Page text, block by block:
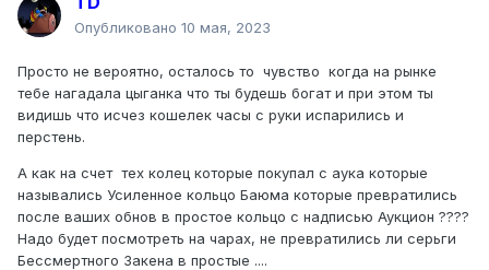
Опубликовано 10 мая, 2023
Просто не вероятно, осталось то чувство когда на рынке
тебе нагадала цыганка что ты будешь богат и при этом ты
видишь что исчез кошелек часы с руки испарились и
перстень.
А как на счет тех колец которые покупал с аука которые
назывались Усиленное кольцо Баюма которые превратились
после ваших обнов в простое кольцо с надписью Аукцион ????
Надо будет посмотреть на чарах, не превратились ли серьги
Бессмертного Закена в простые ....